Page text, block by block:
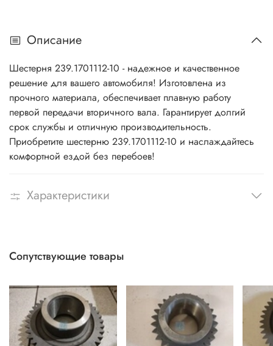
Описание
Шестерня 239.1701112-10 - надежное и качественное
решение для вашего автомобиля! Изготовлена из
прочного материала, обеспечивает плавную работу
первой передачи вторичного вала. Гарантирует долгий
срок службы и отличную производительность.
Приобретите шестерню 239.1701112-10 и наслаждайтесь
комфортной ездой без перебоев!
Характеристики
Сопутствующие товары